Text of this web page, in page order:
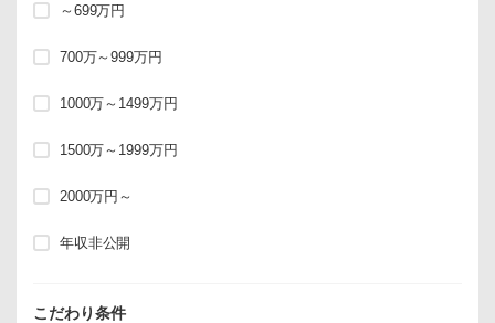
～699万円
700万～999万円
1000万～1499万円
1500万～1999万円
2000万円～
年収非公開
こだわり条件